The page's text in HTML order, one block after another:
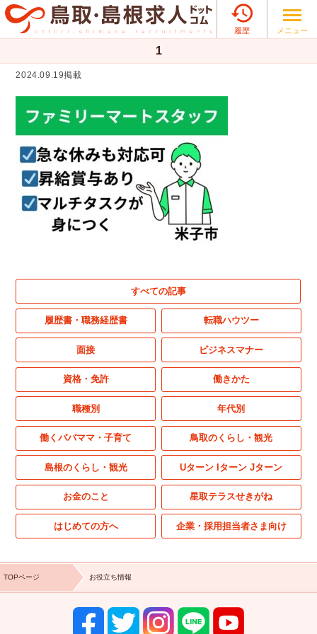

履歴 メニュー
1
2024.09.19掲載
すべての記事
履歴書・職務経歴書 転職ハウツー
面接 ビジネスマナー
資格・免許 働きかた
職種別 年代別
働くパパママ・子育て 鳥取のくらし・観光
島根のくらし・観光 Uターン Iターン Jターン
お金のこと 星取テラスせきがね
はじめての方へ 企業・採用担当者さま向け
TOPページ お役立ち情報